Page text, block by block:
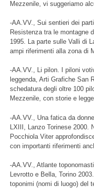
Mezzenile, vi suggeriamo
-AA.VV., Sui sentieri dei
Resistenza tra le montagne
1995. La parte sulle Valli di
ampi riferimenti alla zona di
-AA.VV., Li pilon. I piloni
leggenda, Arti Grafiche San
schedatura degli oltre 100
Mezzenile, con storie e
-AA.VV., Una fatica da
LXIII, Lanzo Torinese 2000.
Pocchiola Viter
con importanti riferimenti
-AA.VV., Atlante
Levrotto e Bella, Torino
toponimi (nomi di luogo) del